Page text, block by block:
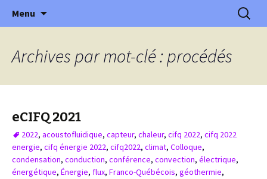
Colloque International
Franco-Québécois en Energie
XVème édition : Ville et transition
Menu
Archives par mot-clé : procédés
eCIFQ 2021
2022, acoustofluidique, capteur, chaleur, cifq 2022, cifq 2022
energie, cifq énergie 2022, cifq2022, climat, Colloque,
condensation, conduction, conférence, convection, électrique,
énergétique, Énergie, flux, Franco-Québécois, géothermie,